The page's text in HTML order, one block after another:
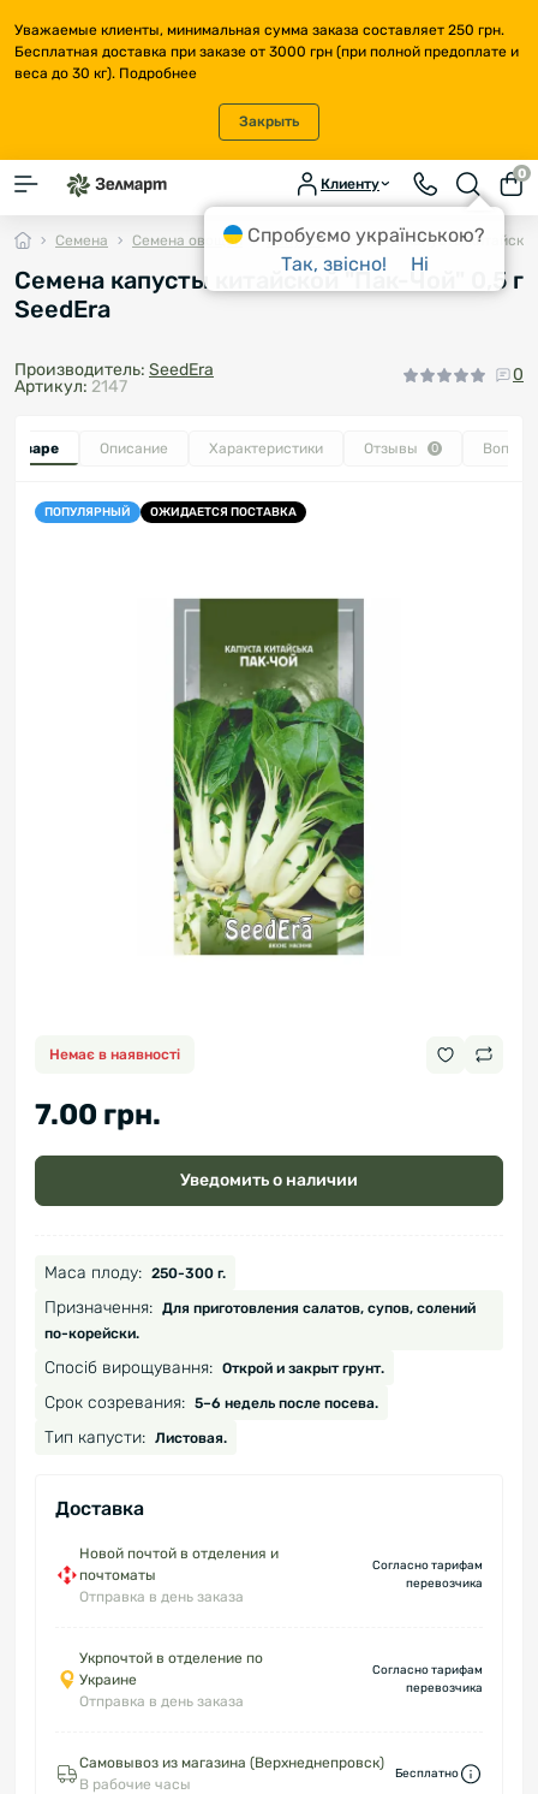
Уважаемые клиенты, минимальная сумма заказа составляет 250 грн.
Бесплатная доставка при заказе от 3000 грн (при полной предоплате и
веса до 30 кг). Подробнее
Закрыть
Клиенту
0
Семена Семена овощей Капуста Семена капусты
Семена капусты китайской "Пак-Чой" 0,5 г
SeedEra
Производитель: SeedEra
Артикул: 2147
0
товаре Описание Характеристики Отзывы 0
ПОПУЛЯРНЫЙ ОЖИДАЕТСЯ ПОСТАВКА
Немає в наявності
7.00 грн.
Уведомить о наличии
Маса плоду: 250-300 г.
Призначення: Для приготовления салатов, супов, солений
по-корейски.
Спосіб вирощування: Открой и закрыт грунт.
Срок созревания: 5–6 недель после посева.
Тип капусти: Листовая.
Доставка
Новой почтой в отделения и
почтоматы
Отправка в день заказа
Согласно тарифам
перевозчика
Укрпочтой в отделение по
Украине
Отправка в день заказа
Согласно тарифам
перевозчика
Самовывоз из магазина (Верхнеднепровск)
В рабочие часы
Бесплатно
Спробуємо українською?
Так, звісно!
Ні